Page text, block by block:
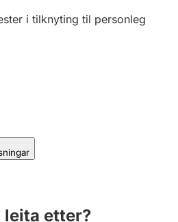
i tilknyting til personleg
leita etter?